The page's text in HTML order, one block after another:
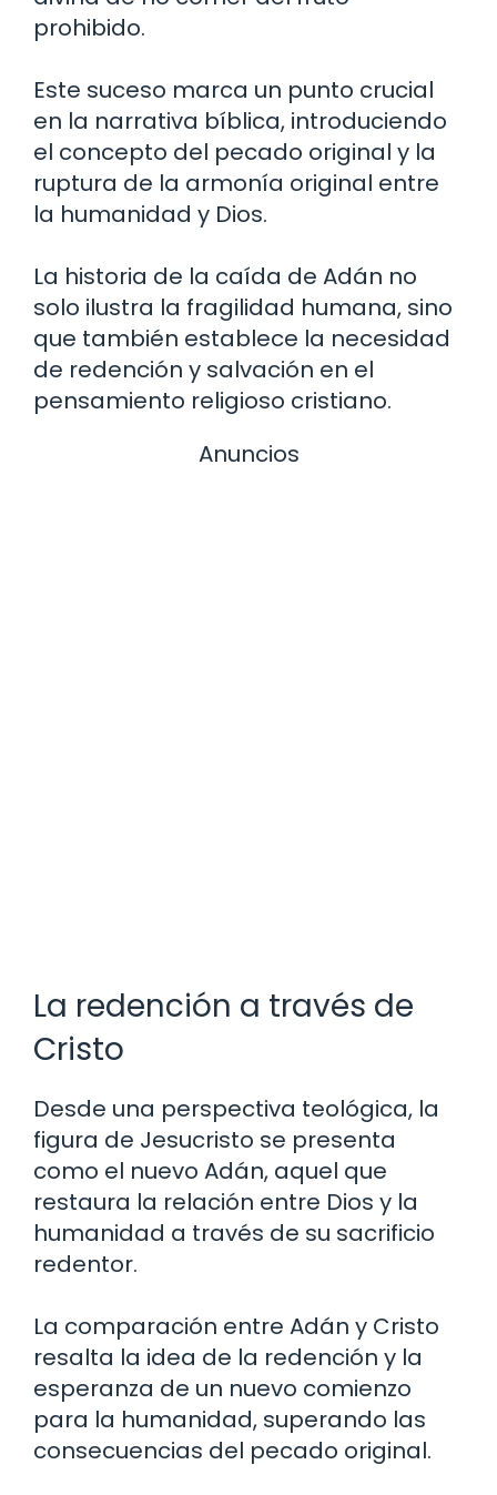
prohibido.
Este suceso marca un punto crucial
en la narrativa bíblica, introduciendo
el concepto del pecado original y la
ruptura de la armonía original entre
la humanidad y Dios.
La historia de la caída de Adán no
solo ilustra la fragilidad humana, sino
que también establece la necesidad
de redención y salvación en el
pensamiento religioso cristiano.
Anuncios
La redención a través de
Cristo
Desde una perspectiva teológica, la
figura de Jesucristo se presenta
como el nuevo Adán, aquel que
restaura la relación entre Dios y la
humanidad a través de su sacrificio
redentor.
La comparación entre Adán y Cristo
resalta la idea de la redención y la
esperanza de un nuevo comienzo
para la humanidad, superando las
consecuencias del pecado original.